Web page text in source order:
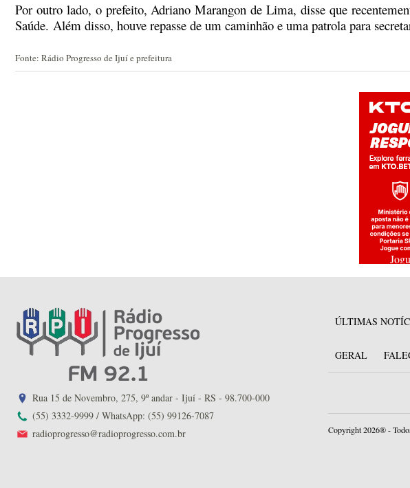
Por outro lado, o prefeito, Adriano Marangon de Lima, disse que
Saúde. Além disso, houve repasse de um caminhão e uma patrola para
Fonte: Rádio Progresso de Ijuí e prefeitura
Rua 15 de Novembro, 275, 9º andar - Ijuí - RS - 98.700-000
(55) 3332-9999 / WhatsApp: (55) 99126-7087
radioprogresso@radioprogresso.com.br
ÚLTIMAS
GERAL
Copyright 2026® -